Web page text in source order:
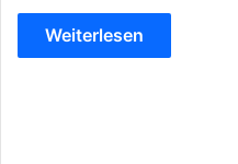
Weiterlesen